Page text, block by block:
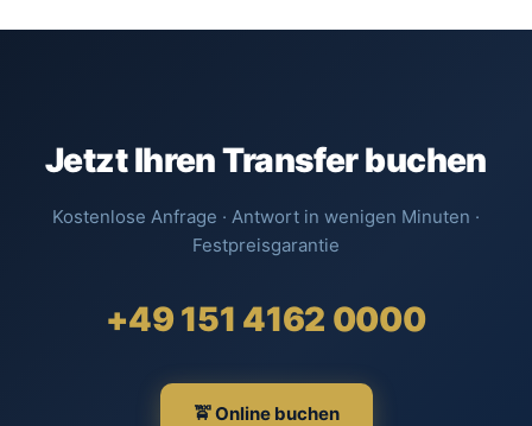
Jetzt Ihren Transfer buchen
Kostenlose Anfrage · Antwort in wenigen Minuten ·
Festpreisgarantie
+49 151 4162 0000
🚖 Online buchen